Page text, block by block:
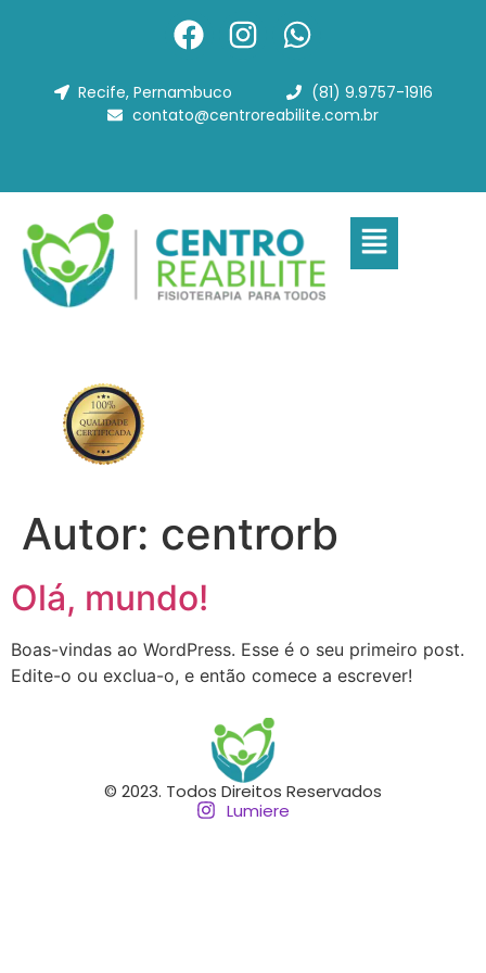
Recife, Pernambuco
(81) 9.9757-1916
contato@centroreabilite.com.br
Autor: centrorb
Olá, mundo!
Boas-vindas ao WordPress. Esse é o seu primeiro post.
Edite-o ou exclua-o, e então comece a escrever!
© 2023. Todos Direitos Reservados
Lumiere